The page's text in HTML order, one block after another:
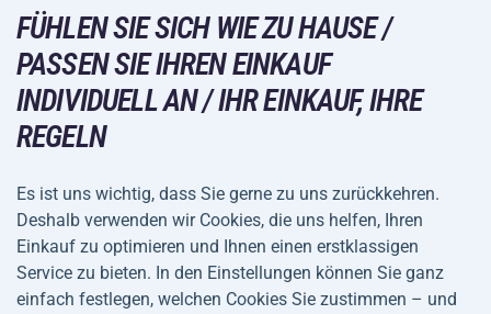
Einkaufsratgeber
Wintersport
Freizeit und Unterhaltung
Camping und Wandern
Fahrräder und Roller
Ballsportarten
Wassersport
Acra-Garantie
Rückgabe und Reklamationen
Versand und Zahlung
VERSANDARTEN
Allgemeine
Datenschutz
FÜHLEN SIE SICH WIE ZU HAUSE /
PASSEN SIE IHREN EINKAUF
INDIVIDUELL AN / IHR EINKAUF, IHRE
REGELN
Es ist uns wichtig, dass Sie gerne zu uns zurückkehren.
Deshalb verwenden wir Cookies, die uns helfen, Ihren
Einkauf zu optimieren und Ihnen einen erstklassigen
Service zu bieten. In den Einstellungen können Sie ganz
einfach festlegen, welchen Cookies Sie zustimmen – und